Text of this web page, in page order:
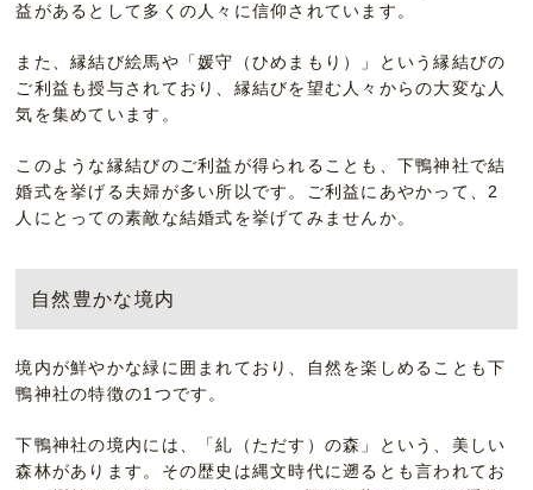
益があるとして多くの人々に信仰されています。
また、縁結び絵馬や「媛守（ひめまもり）」という縁結びの
ご利益も授与されており、縁結びを望む人々からの大変な人
気を集めています。
このような縁結びのご利益が得られることも、下鴨神社で結
婚式を挙げる夫婦が多い所以です。ご利益にあやかって、2
人にとっての素敵な結婚式を挙げてみませんか。
自然豊かな境内
境内が鮮やかな緑に囲まれており、自然を楽しめることも下
鴨神社の特徴の1つです。
下鴨神社の境内には、「糺（ただす）の森」という、美しい
森林があります。その歴史は縄文時代に遡るとも言われてお